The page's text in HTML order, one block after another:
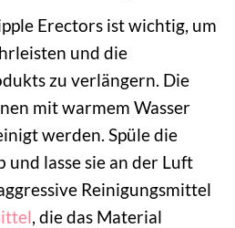
Erectors ist wichtig, um
und die
zu verlängern. Die
mit warmem Wasser
werden. Spüle die
lasse sie an der Luft
Reinigungsmittel
, die das Material